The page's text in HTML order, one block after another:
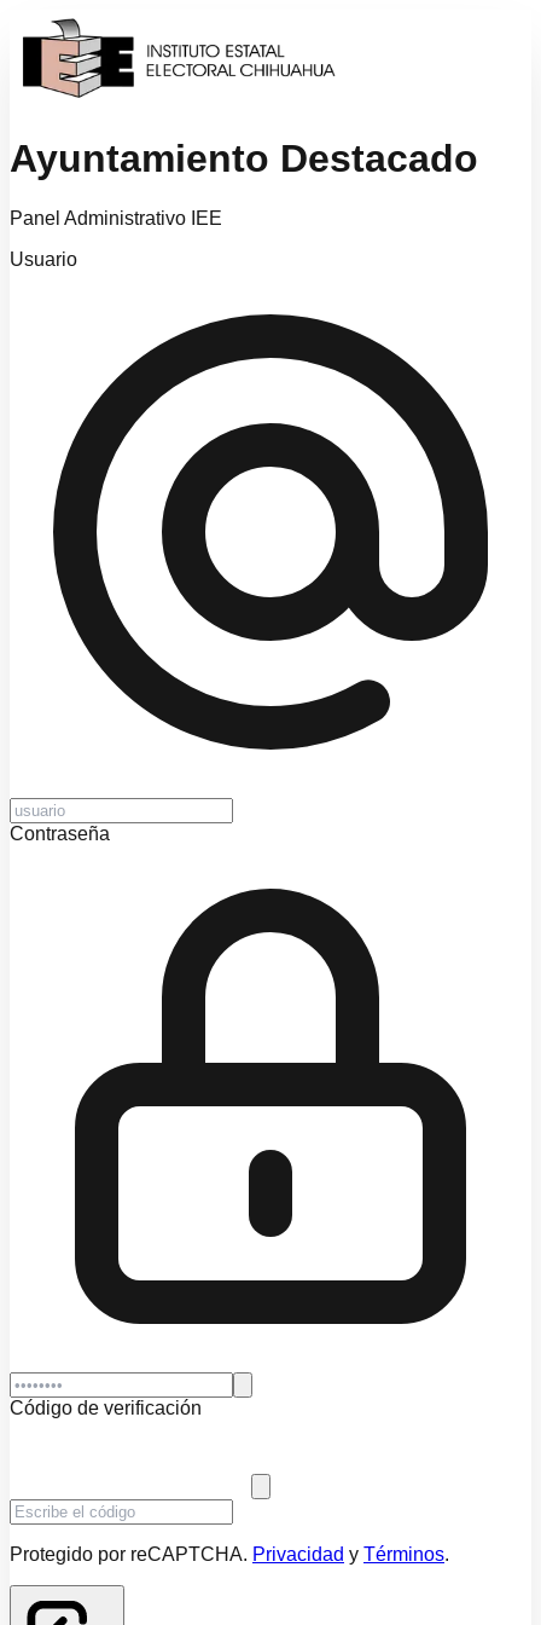
Ayuntamiento Destacado
Panel Administrativo IEE
Usuario
Contraseña
Código de verificación
Protegido por reCAPTCHA. Privacidad y Términos.